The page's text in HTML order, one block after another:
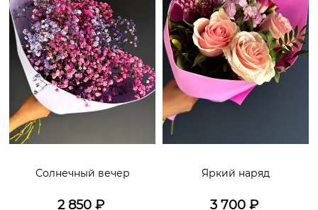
Солнечный вечер
2 850₽
Яркий наряд
3 700₽